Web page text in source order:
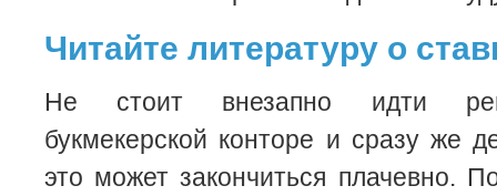
Читайте литературу о
Не стоит внезапно идти
букмекерской конторе и сразу же
это может закончиться плачевно.